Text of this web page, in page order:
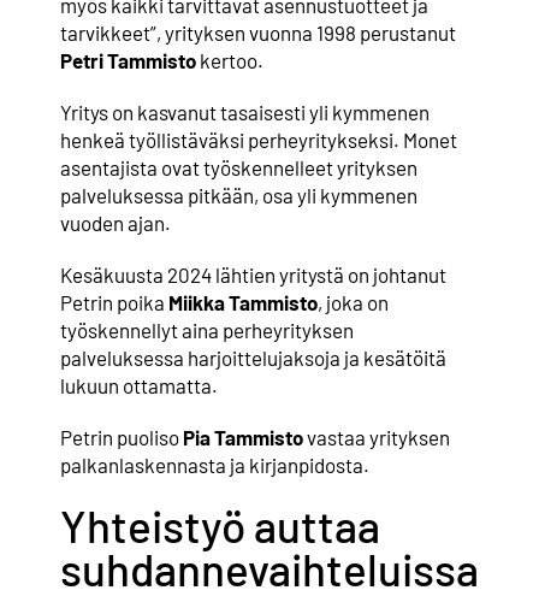
tarvikkeet”, yrityksen vuonna 1998 perustanut
Petri Tammistokertoo.
Yritys on kasvanut tasaisesti yli kymmenen
henkeä työllistäväksi perheyritykseksi. Monet
asentajista ovat työskennelleet yrityksen
palveluksessa pitkään, osa yli kymmenen
vuoden ajan.
Kesäkuusta 2024 lähtien yritystä on johtanut
Petrin poika Miikka Tammisto, joka on
työskennellyt aina perheyrityksen
palveluksessa harjoittelujaksoja ja kesätöitä
lukuun ottamatta.
Petrin puoliso Pia Tammistovastaa yrityksen
palkanlaskennasta ja kirjanpidosta.
Yhteistyö auttaa
suhdannevaihteluissa